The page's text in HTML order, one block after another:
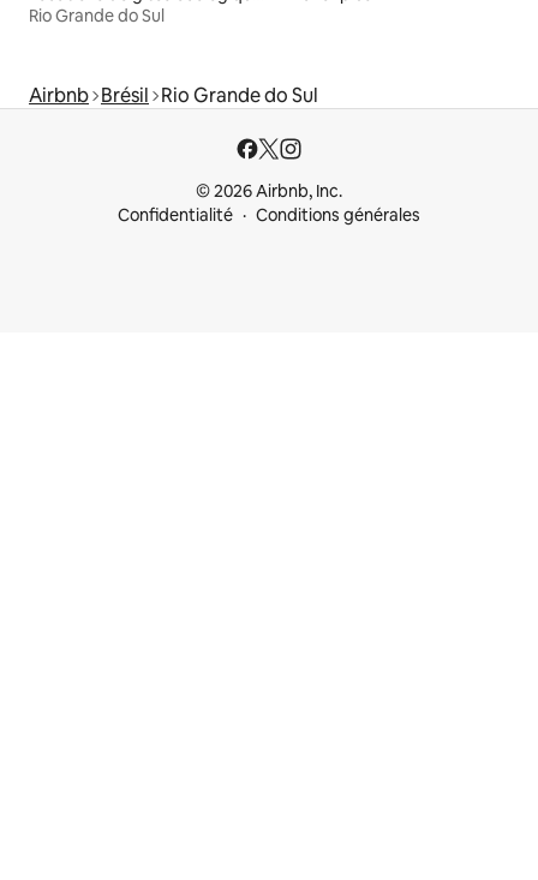
Rio Grande do Sul
Airbnb Brésil Rio Grande do Sul
© 2026 Airbnb, Inc.
Confidentialité
Conditions générales